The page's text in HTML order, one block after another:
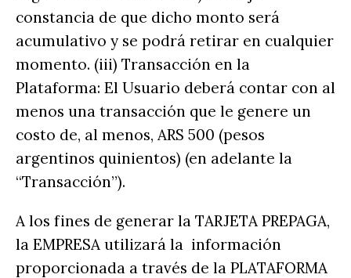
constancia de que dicho monto será
acumulativo y se podrá retirar en cualquier
momento. (iii) Transacción en la
Plataforma: El Usuario deberá contar con al
menos una transacción que le genere un
costo de, al menos, ARS 500 (pesos
argentinos quinientos) (en adelante la
“Transacción”).
A los fines de generar la TARJETA PREPAGA,
la EMPRESA utilizará la información
proporcionada a través de la PLATAFORMA